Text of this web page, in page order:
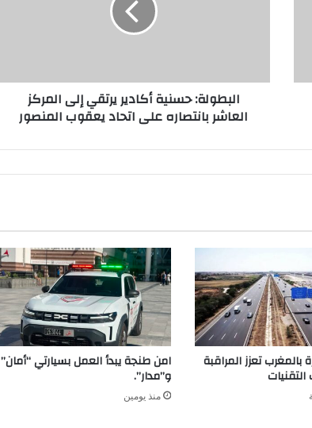
البطولة: حسنية أكادير يرتقي إلى المركز
العاشر بانتصاره على اتحاد يعقوب المنصور
بالمغرب تعزز المراقبة امن طنجة يبدأ العمل بسيارتي “أمان”
و”مدار”.
منذ يومين